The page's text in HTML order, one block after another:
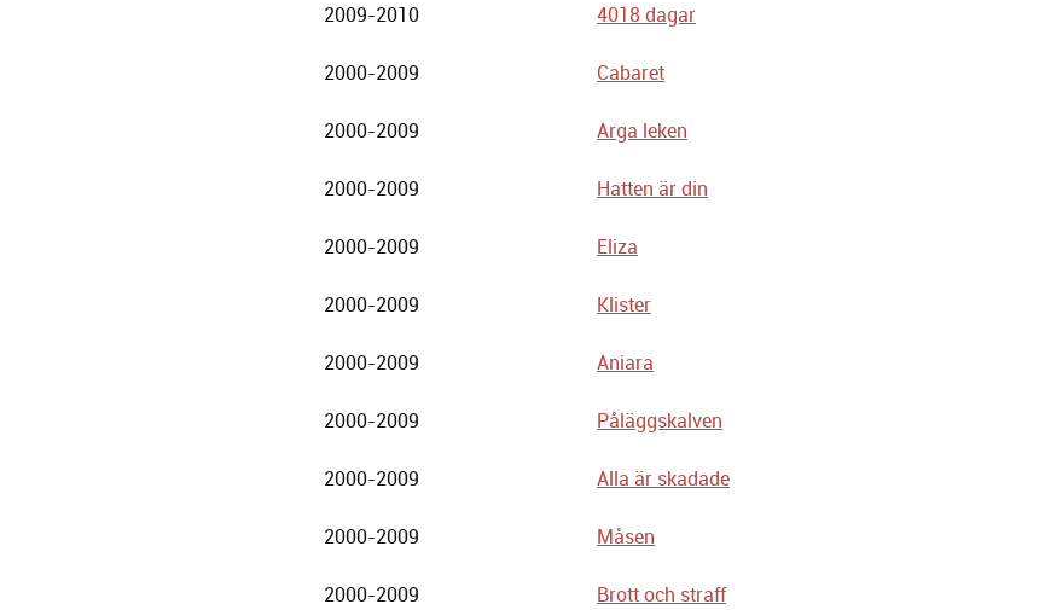
2009-2010 4018 dagar
2000-2009 Cabaret
2000-2009 Arga leken
2000-2009 Hatten är din
2000-2009 Eliza
2000-2009 Klister
2000-2009 Aniara
2000-2009 Påläggskalven
2000-2009 Alla är skadade
2000-2009 Måsen
2000-2009 Brott och straff